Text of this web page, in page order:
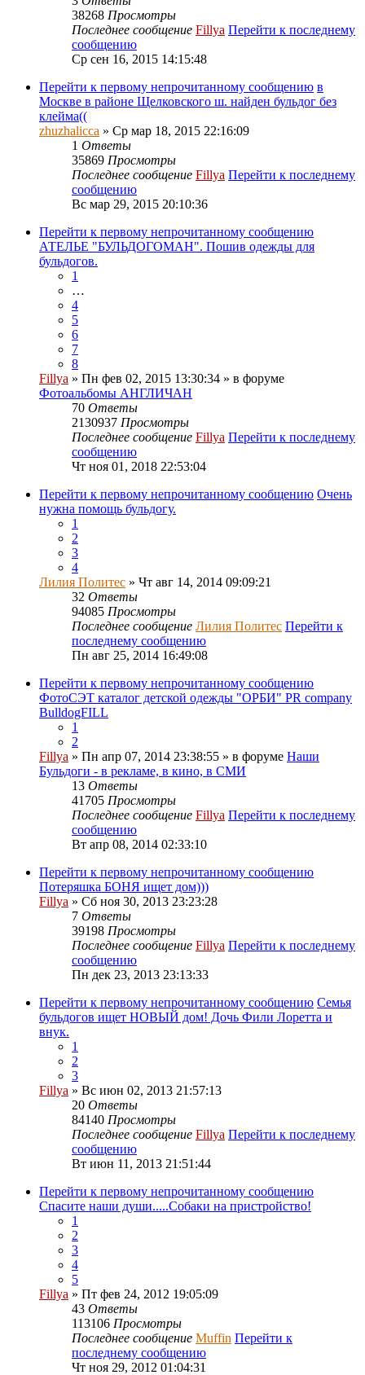
38268 Просмотры
Последнее сообщение Fillya Перейти к последнему
сообщению
Ср сен 16, 2015 14:15:48
Перейти к первому непрочитанному сообщению в
Москве в районе Щелковского ш. найден бульдог без
клейма((
zhuzhalicca » Ср мар 18, 2015 22:16:09
1 Ответы
35869 Просмотры
Последнее сообщение Fillya Перейти к последнему
сообщению
Вс мар 29, 2015 20:10:36
Перейти к первому непрочитанному сообщению
АТЕЛЬЕ "БУЛЬДОГОМАН". Пошив одежды для
бульдогов.
1
…
4
5
6
7
8
Fillya » Пн фев 02, 2015 13:30:34 » в форуме
Фотоальбомы АНГЛИЧАН
70 Ответы
2130937 Просмотры
Последнее сообщение Fillya Перейти к последнему
сообщению
Чт ноя 01, 2018 22:53:04
Перейти к первому непрочитанному сообщению Очень
нужна помощь бульдогу.
1
2
3
4
Лилия Политес » Чт авг 14, 2014 09:09:21
32 Ответы
94085 Просмотры
Последнее сообщение Лилия Политес Перейти к
последнему сообщению
Пн авг 25, 2014 16:49:08
Перейти к первому непрочитанному сообщению
ФотоСЭТ каталог детской одежды "ОРБИ" PR company
BulldogFILL
1
2
Fillya » Пн апр 07, 2014 23:38:55 » в форуме Наши
Бульдоги - в рекламе, в кино, в СМИ
13 Ответы
41705 Просмотры
Последнее сообщение Fillya Перейти к последнему
сообщению
Вт апр 08, 2014 02:33:10
Перейти к первому непрочитанному сообщению
Потеряшка БОНЯ ищет дом)))
Fillya » Сб ноя 30, 2013 23:23:28
7 Ответы
39198 Просмотры
Последнее сообщение Fillya Перейти к последнему
сообщению
Пн дек 23, 2013 23:13:33
Перейти к первому непрочитанному сообщению Семья
бульдогов ищет НОВЫЙ дом! Дочь Фили Лоретта и
внук.
1
2
3
Fillya » Вс июн 02, 2013 21:57:13
20 Ответы
84140 Просмотры
Последнее сообщение Fillya Перейти к последнему
сообщению
Вт июн 11, 2013 21:51:44
Перейти к первому непрочитанному сообщению
Спасите наши души.....Собаки на пристройство!
1
2
3
4
5
Fillya » Пт фев 24, 2012 19:05:09
43 Ответы
113106 Просмотры
Последнее сообщение Muffin Перейти к
последнему сообщению
Чт ноя 29, 2012 01:04:31